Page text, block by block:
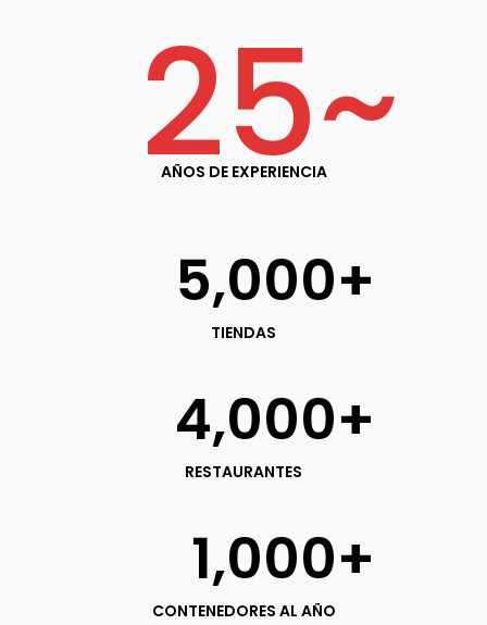
AÑOS DE EXPERIENCIA
25~
TIENDAS
5,000+
RESTAURANTES
4,000+
CONTENEDORES AL AÑO
1,000+